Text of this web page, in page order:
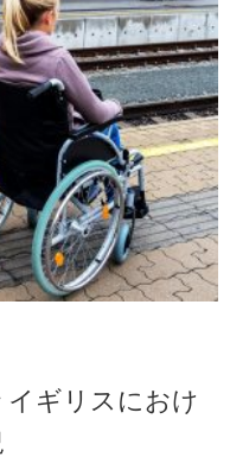
イギリスにおけ